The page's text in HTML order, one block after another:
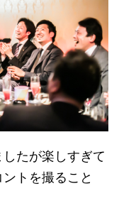
たが楽しすぎて
トを撮ること